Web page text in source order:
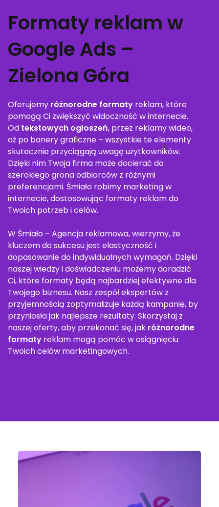
Formaty reklam w
Google Ads –
Zielona Góra
Oferujemy różnorodne formaty reklam, które
pomogą Ci zwiększyć widoczność w internecie.
Od tekstowych ogłoszeń, przez reklamy wideo,
aż po banery graficzne – wszystkie te elementy
skutecznie przyciągają uwagę użytkowników.
Dzięki nim Twoja firma może docierać do
szerokiego grona odbiorców z różnymi
preferencjami. Śmiało robimy marketing w
internecie, dostosowując formaty reklam do
Twoich potrzeb i celów.
W Śmiało – Agencja reklamowa, wierzymy, że
kluczem do sukcesu jest elastyczność i
dopasowanie do indywidualnych wymagań. Dzięki
naszej wiedzy i doświadczeniu możemy doradzić
Ci, które formaty będą najbardziej efektywne dla
Twojego biznesu. Nasz zespół ekspertów z
przyjemnością zoptymalizuje każdą kampanię, by
przyniosła jak najlepsze rezultaty. Skorzystaj z
naszej oferty, aby przekonać się, jak różnorodne
formaty reklam mogą pomóc w osiągnięciu
Twoich celów marketingowych.